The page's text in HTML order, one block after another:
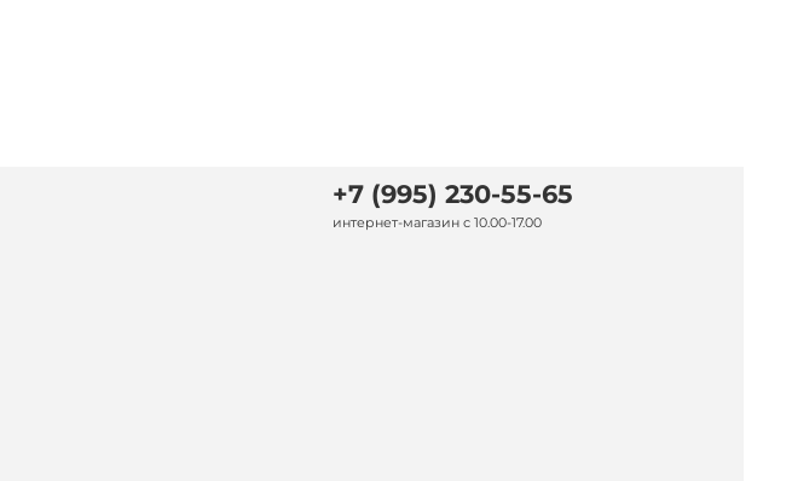
+7 (995) 230-55-65
интернет-магазин с 10.00-17.00